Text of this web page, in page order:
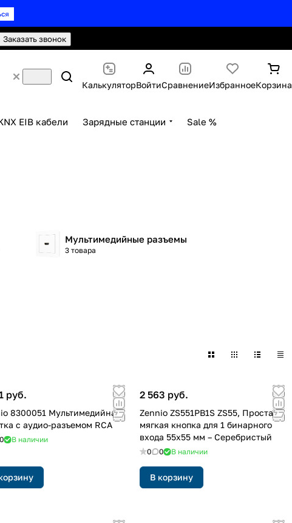
Заказать звонок
КалькуляторВойтиСравнениеИзбранноеКорзина
EIB кабели Зарядные станции Sale %
Мультимедийные разъемы
3 товара
руб.
8300051 Мультимедийная
с аудио-разъемом RCA
0 В наличии
2 563 руб.
Zennio ZS551PB1S ZS55, Простая
мягкая кнопка для 1 бинарного
входа 55x55 мм – Серебристый
0 0 В наличии
В корзину